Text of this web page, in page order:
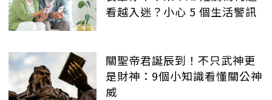
看越入迷？小心 5 個生活警訊
關聖帝君誕辰到！不只武神更
是財神：9個小知識看懂關公神
威